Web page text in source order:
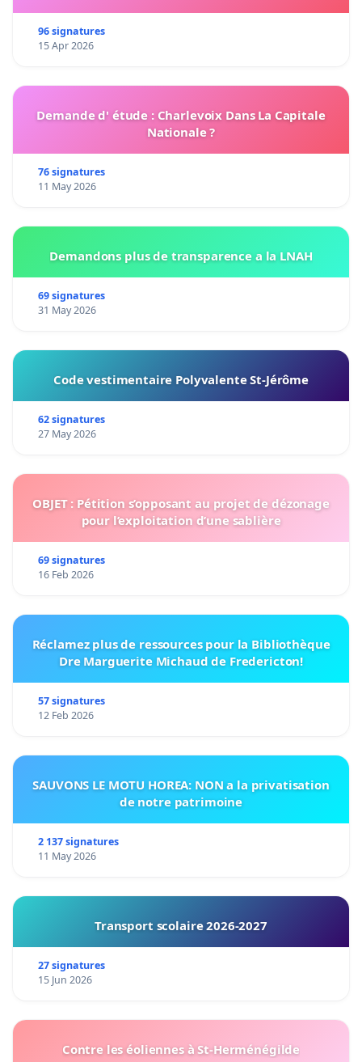
96 signatures
15 Apr 2026
Demande d' étude : Charlevoix Dans La Capitale
Nationale ?
76 signatures
11 May 2026
Demandons plus de transparence a la LNAH
69 signatures
31 May 2026
Code vestimentaire Polyvalente St-Jérôme
62 signatures
27 May 2026
OBJET : Pétition s’opposant au projet de dézonage
pour l’exploitation d’une sablière
69 signatures
16 Feb 2026
Réclamez plus de ressources pour la Bibliothèque
Dre Marguerite Michaud de Fredericton!
57 signatures
12 Feb 2026
SAUVONS LE MOTU HOREA: NON a la privatisation
de notre patrimoine
2 137 signatures
11 May 2026
Transport scolaire 2026-2027
27 signatures
15 Jun 2026
Contre les éoliennes à St-Herménégilde